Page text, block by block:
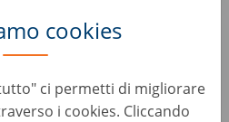
cookies
ci permetti di migliorare
i cookies. Cliccando
mit KFZ-